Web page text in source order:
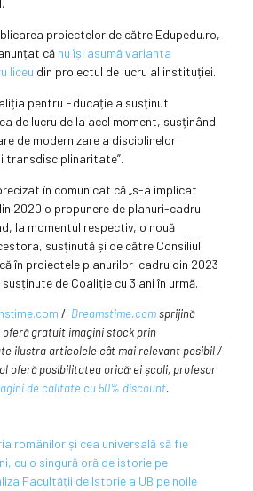
proiectelor de către Edupedu.ro,
că nu își asumă varianta
liceu din proiectul de lucru al instituției.
pentru Educație a susținut
de lucru de la acel moment, susținând
de modernizare a disciplinelor
transdisciplinaritate”.
în comunicat că „s-a implicat
2020 o propunere de planuri-cadru
la momentul respectiv, o nouă
susținută și de către Consiliul
în proiectele planurilor-cadru din 2023
de Coaliție cu 3 ani în urmă.
/ Dreamstime.comsprijină
oferă gratuit imagini stock prin
ilustra articolele cât mai relevant posibil /
oferă posibilitatea oricărei școli, profesor
de calitate cu 50% discount.
românilor și cea universală să fie
cu o singură oră de istorie pe
Facultății de Istorie a UB pe noile